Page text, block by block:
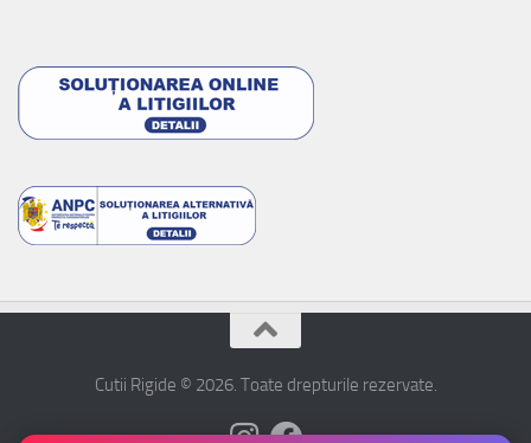
Cutii Rigide © 2026. Toate drepturile rezervate.